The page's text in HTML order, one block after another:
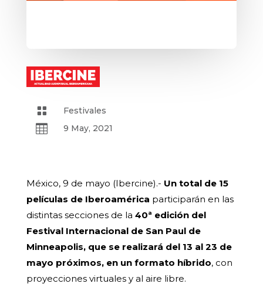
 Festivales
 9 May, 2021
México, 9 de mayo (Ibercine).- Un total de 15
películas de Iberoamérica participarán en las
distintas secciones de la 40ª edición del
Festival Internacional de San Paul de
Minneapolis, que se realizará del 13 al 23 de
mayo próximos, en un formato híbrido, con
proyecciones virtuales y al aire libre.